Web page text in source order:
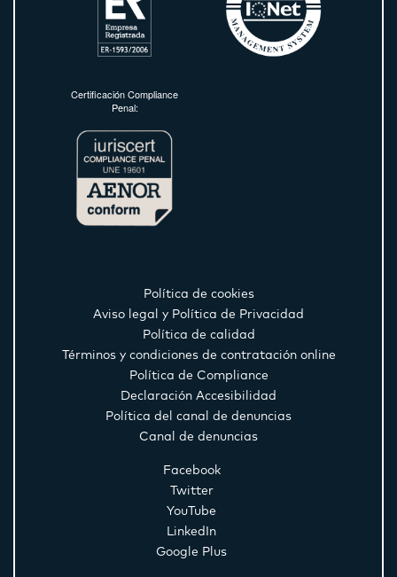
Certificación Compliance
Penal:
Política de cookies
Aviso legal y Política de Privacidad
Política de calidad
Términos y condiciones de contratación online
Política de Compliance
Declaración Accesibilidad
Política del canal de denuncias
Canal de denuncias
Facebook
Twitter
YouTube
LinkedIn
Google Plus